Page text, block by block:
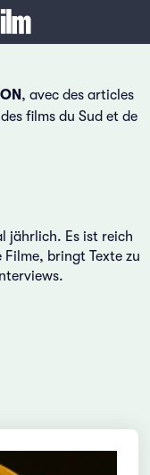
, avec des articles
films du Sud et de
jährlich. Es ist reich
bringt Texte zu